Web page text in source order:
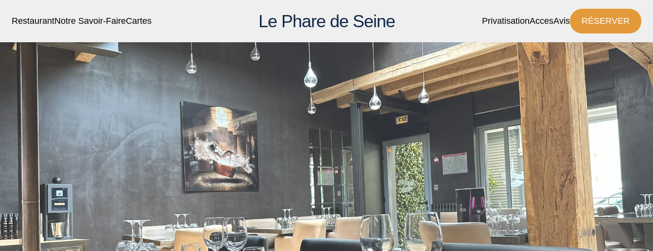
RestaurantNotre Savoir-FaireCartes Le Phare de Seine PrivatisationAccesAvis RÉSERVER